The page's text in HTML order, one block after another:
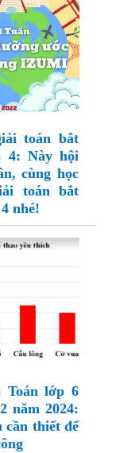
toán bắt
4: Này hội
cùng học
toán bắt
nhé!
Toán lớp 6
năm 2024:
cần thiết để